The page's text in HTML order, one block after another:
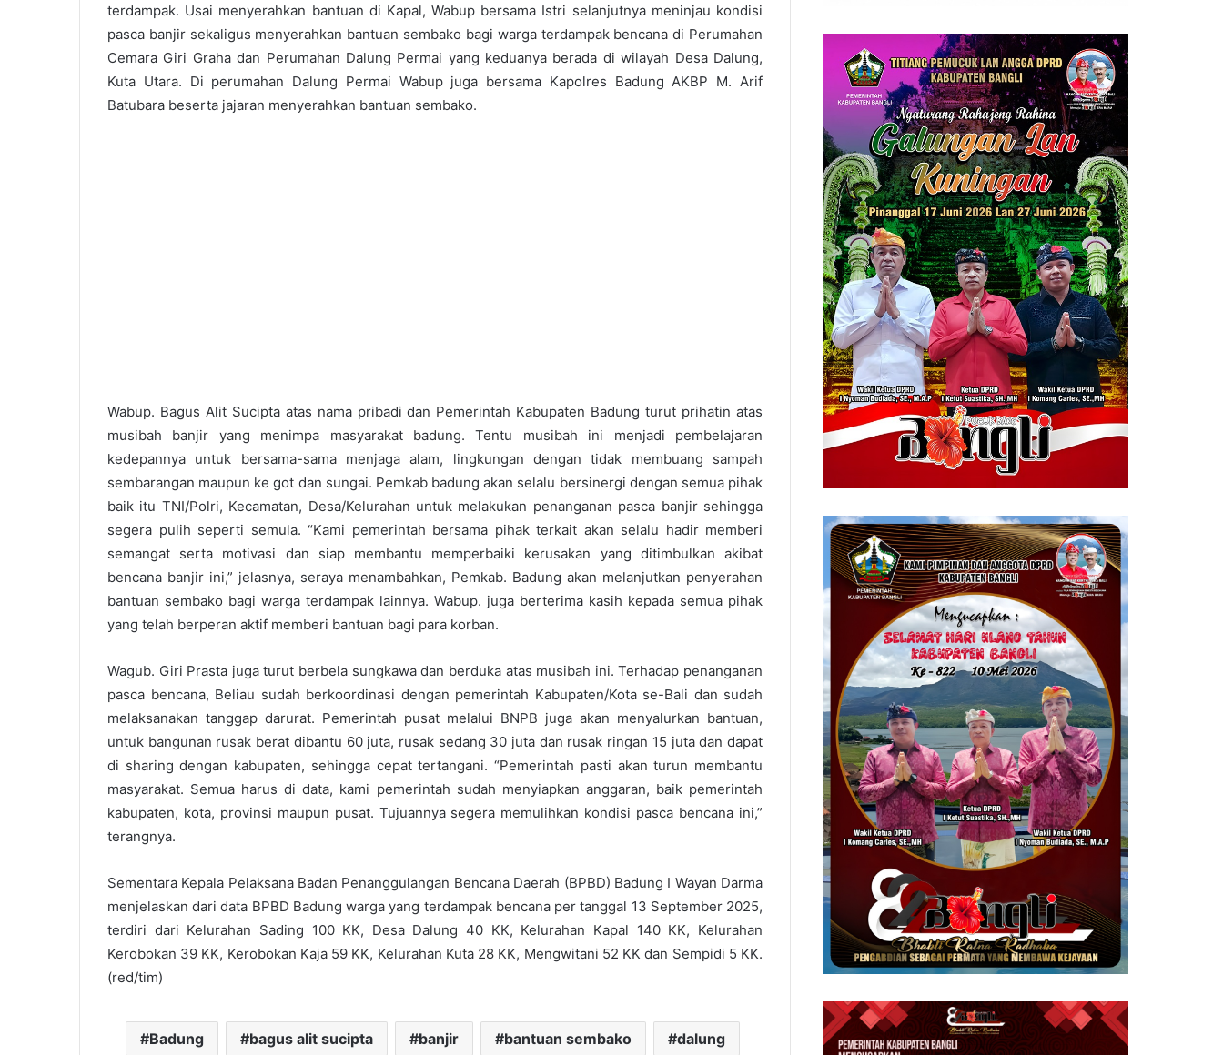
terdampak. Usai menyerahkan bantuan di Kapal, Wabup bersama Istri selanjutnya meninjau kondisi
pasca banjir sekaligus menyerahkan bantuan sembako bagi warga terdampak bencana di Perumahan
Cemara Giri Graha dan Perumahan Dalung Permai yang keduanya berada di wilayah Desa Dalung,
Kuta Utara. Di perumahan Dalung Permai Wabup juga bersama Kapolres Badung AKBP M. Arif
Batubara beserta jajaran menyerahkan bantuan sembako.
Wabup. Bagus Alit Sucipta atas nama pribadi dan Pemerintah Kabupaten Badung turut prihatin atas
musibah banjir yang menimpa masyarakat badung. Tentu musibah ini menjadi pembelajaran
kedepannya untuk bersama-sama menjaga alam, lingkungan dengan tidak membuang sampah
sembarangan maupun ke got dan sungai. Pemkab badung akan selalu bersinergi dengan semua pihak
baik itu TNI/Polri, Kecamatan, Desa/Kelurahan untuk melakukan penanganan pasca banjir sehingga
segera pulih seperti semula. “Kami pemerintah bersama pihak terkait akan selalu hadir memberi
semangat serta motivasi dan siap membantu memperbaiki kerusakan yang ditimbulkan akibat
bencana banjir ini,” jelasnya, seraya menambahkan, Pemkab. Badung akan melanjutkan penyerahan
bantuan sembako bagi warga terdampak lainnya. Wabup. juga berterima kasih kepada semua pihak
yang telah berperan aktif memberi bantuan bagi para korban.
Wagub. Giri Prasta juga turut berbela sungkawa dan berduka atas musibah ini. Terhadap penanganan
pasca bencana, Beliau sudah berkoordinasi dengan pemerintah Kabupaten/Kota se-Bali dan sudah
melaksanakan tanggap darurat. Pemerintah pusat melalui BNPB juga akan menyalurkan bantuan,
untuk bangunan rusak berat dibantu 60 juta, rusak sedang 30 juta dan rusak ringan 15 juta dan dapat
di sharing dengan kabupaten, sehingga cepat tertangani. “Pemerintah pasti akan turun membantu
masyarakat. Semua harus di data, kami pemerintah sudah menyiapkan anggaran, baik pemerintah
kabupaten, kota, provinsi maupun pusat. Tujuannya segera memulihkan kondisi pasca bencana ini,”
terangnya.
Sementara Kepala Pelaksana Badan Penanggulangan Bencana Daerah (BPBD) Badung I Wayan Darma
menjelaskan dari data BPBD Badung warga yang terdampak bencana per tanggal 13 September 2025,
terdiri dari Kelurahan Sading 100 KK, Desa Dalung 40 KK, Kelurahan Kapal 140 KK, Kelurahan
Kerobokan 39 KK, Kerobokan Kaja 59 KK, Kelurahan Kuta 28 KK, Mengwitani 52 KK dan Sempidi 5 KK.
(red/tim)
Badung bagus alit sucipta banjir bantuan sembako dalung